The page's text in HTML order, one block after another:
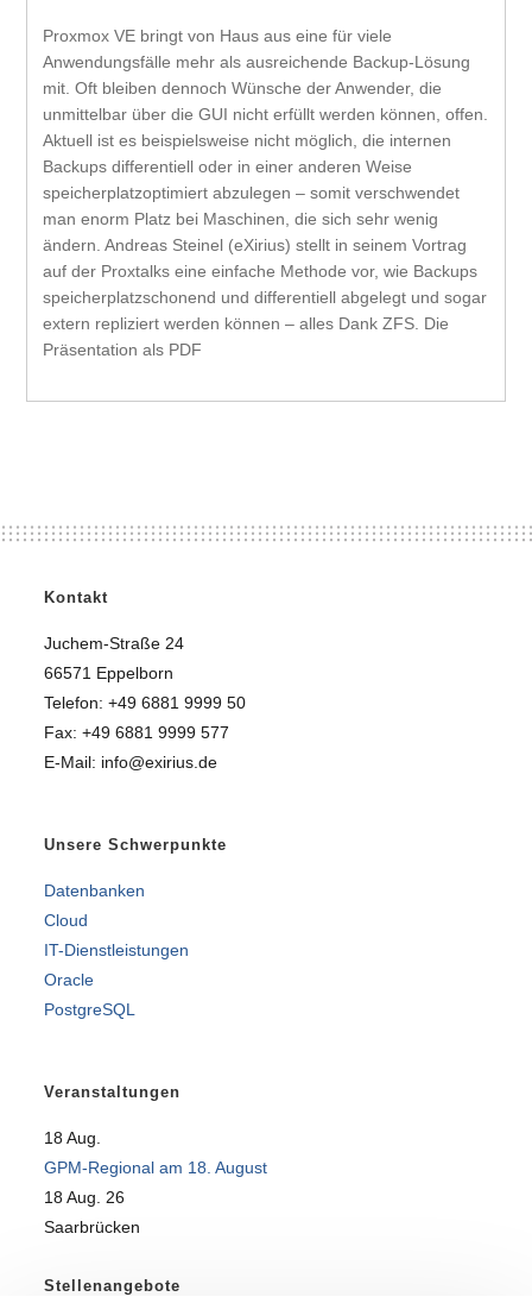
Proxmox VE bringt von Haus aus eine für viele
Anwendungsfälle mehr als ausreichende Backup-Lösung
mit. Oft bleiben dennoch Wünsche der Anwender, die
unmittelbar über die GUI nicht erfüllt werden können, offen.
Aktuell ist es beispielsweise nicht möglich, die internen
Backups differentiell oder in einer anderen Weise
speicherplatzoptimiert abzulegen – somit verschwendet
man enorm Platz bei Maschinen, die sich sehr wenig
ändern. Andreas Steinel (eXirius) stellt in seinem Vortrag
auf der Proxtalks eine einfache Methode vor, wie Backups
speicherplatzschonend und differentiell abgelegt und sogar
extern repliziert werden können – alles Dank ZFS. Die
Präsentation als PDF
Kontakt
Juchem-Straße 24
66571 Eppelborn
Telefon: +49 6881 9999 50
Fax: +49 6881 9999 577
E-Mail: info@exirius.de
Unsere Schwerpunkte
Datenbanken
Cloud
IT-Dienstleistungen
Oracle
PostgreSQL
Veranstaltungen
18 Aug.
GPM-Regional am 18. August
18 Aug. 26
Saarbrücken
Stellenangebote